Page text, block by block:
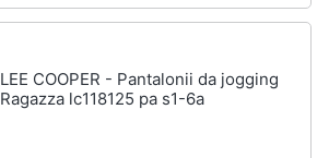
LEE COOPER - Pantalonii da jogging
Ragazza lc118125 pa s1-6a